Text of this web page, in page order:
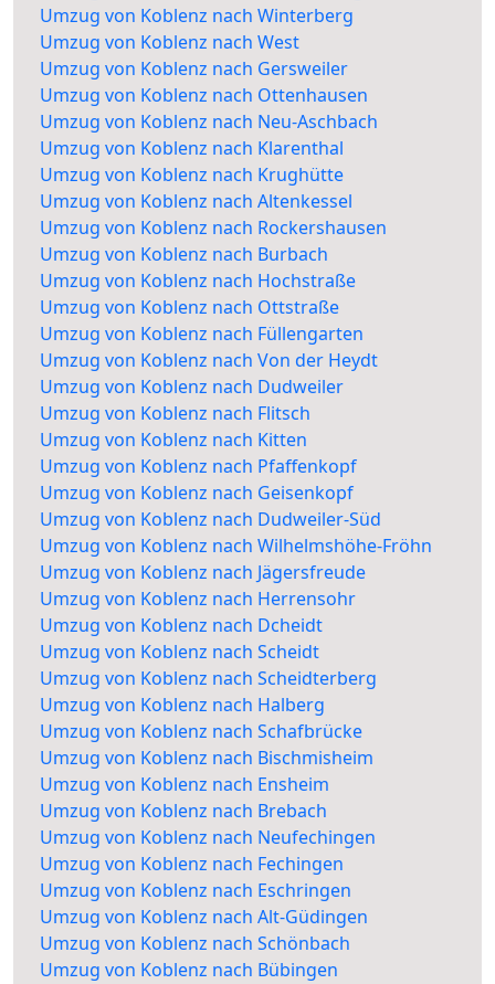
Umzug von Koblenz nach Winterberg
Umzug von Koblenz nach West
Umzug von Koblenz nach Gersweiler
Umzug von Koblenz nach Ottenhausen
Umzug von Koblenz nach Neu-Aschbach
Umzug von Koblenz nach Klarenthal
Umzug von Koblenz nach Krughütte
Umzug von Koblenz nach Altenkessel
Umzug von Koblenz nach Rockershausen
Umzug von Koblenz nach Burbach
Umzug von Koblenz nach Hochstraße
Umzug von Koblenz nach Ottstraße
Umzug von Koblenz nach Füllengarten
Umzug von Koblenz nach Von der Heydt
Umzug von Koblenz nach Dudweiler
Umzug von Koblenz nach Flitsch
Umzug von Koblenz nach Kitten
Umzug von Koblenz nach Pfaffenkopf
Umzug von Koblenz nach Geisenkopf
Umzug von Koblenz nach Dudweiler-Süd
Umzug von Koblenz nach Wilhelmshöhe-Fröhn
Umzug von Koblenz nach Jägersfreude
Umzug von Koblenz nach Herrensohr
Umzug von Koblenz nach Dcheidt
Umzug von Koblenz nach Scheidt
Umzug von Koblenz nach Scheidterberg
Umzug von Koblenz nach Halberg
Umzug von Koblenz nach Schafbrücke
Umzug von Koblenz nach Bischmisheim
Umzug von Koblenz nach Ensheim
Umzug von Koblenz nach Brebach
Umzug von Koblenz nach Neufechingen
Umzug von Koblenz nach Fechingen
Umzug von Koblenz nach Eschringen
Umzug von Koblenz nach Alt-Güdingen
Umzug von Koblenz nach Schönbach
Umzug von Koblenz nach Bübingen